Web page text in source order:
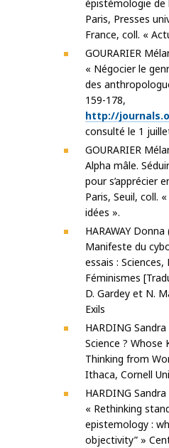
épistémologie
Paris, Presses
France, coll. «
GOURARIER
« Négocier le
des
159-178,
http://
consulté le 1
GOURARIER
Alpha mâle.
pour s’apprécier
Paris, Seuil, coll.
idées ».
HARAWAY
Manifeste du
essais : Sciences,
Féminismes
D. Gardey et N.
Exils
HARDING
Science ? Whose
Thinking from
Ithaca, Cornell
HARDING
« Rethinking
epistemology :
objectivity” »